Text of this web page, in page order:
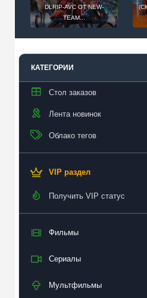
DLRIP-AVC ОТ NEW-
TEAM...
КАТЕГОРИИ
Стол заказов
Лента новинок
Облако тегов
VIP раздел
Получить VIP статус
Фильмы
Сериалы
Мультфильмы